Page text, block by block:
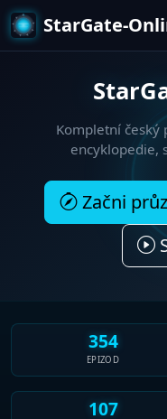
StarGate-
Kompletní český
encyklopedie,
Začni
354
EPIZOD
107